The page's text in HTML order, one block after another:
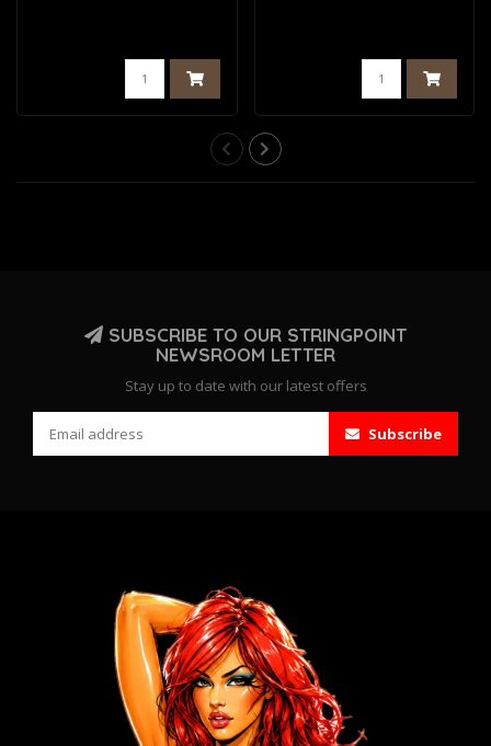
SUBSCRIBE TO OUR STRINGPOINT
NEWSROOM LETTER
Stay up to date with our latest offers
Subscribe